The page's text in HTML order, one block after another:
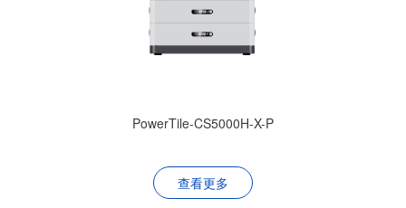
PowerTile-CS5000H-X-P
查看更多